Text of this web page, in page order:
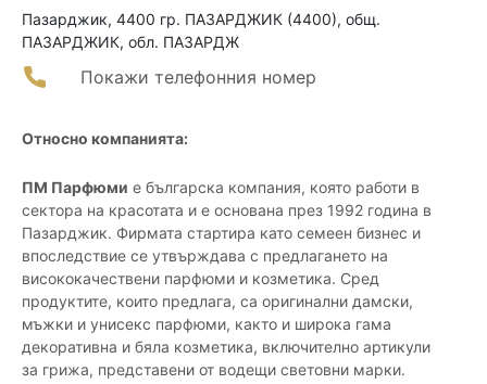
Пазарджик, 4400 гр. ПАЗАРДЖИК (4400), общ.
ПАЗАРДЖИК, обл. ПАЗАРДЖ
Покажи телефонния номер
Относно компанията:
ПМ Парфюми е българска компания, която работи в
сектора на красотата и е основана през 1992 година в
Пазарджик. Фирмата стартира като семеен бизнес и
впоследствие се утвърждава с предлагането на
висококачествени парфюми и козметика. Сред
продуктите, които предлага, са оригинални дамски,
мъжки и унисекс парфюми, както и широка гама
декоративна и бяла козметика, включително артикули
за грижа, представени от водещи световни марки.